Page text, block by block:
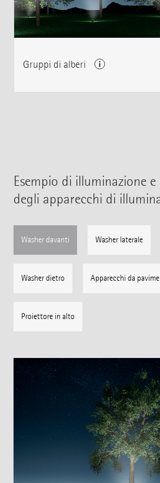
Gruppi di alberi
Esempio di illuminazione e
degli apparecchi di
Washer davanti Washer laterale
Washer dietro Apparecchi da
Proiettore in alto